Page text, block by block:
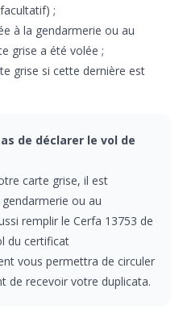
;
à la gendarmerie ou au
grise a été volée ;
grise si cette dernière est
de déclarer le vol de
carte grise, il est
ou au
remplir le Cerfa 13753 de
du certificat
vous permettra de circuler
de recevoir votre duplicata.